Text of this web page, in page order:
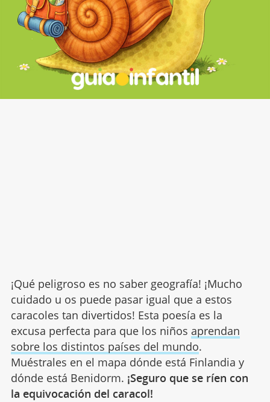
¡Qué peligroso es no saber geografía! ¡Mucho
cuidado u os puede pasar igual que a estos
caracoles tan divertidos! Esta poesía es la
excusa perfecta para que los niños aprendan
sobre los distintos países del mundo.
Muéstrales en el mapa dónde está Finlandia y
dónde está Benidorm. ¡Seguro que se ríen con
la equivocación del caracol!